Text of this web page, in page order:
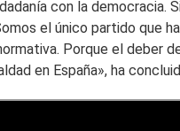
con la
el único partido que
Porque el deber
en España», ha